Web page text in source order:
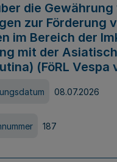
die Gewährung
zur Förderung
im Bereich der
mit der
(FöRL Vespa
08.07.2026
187